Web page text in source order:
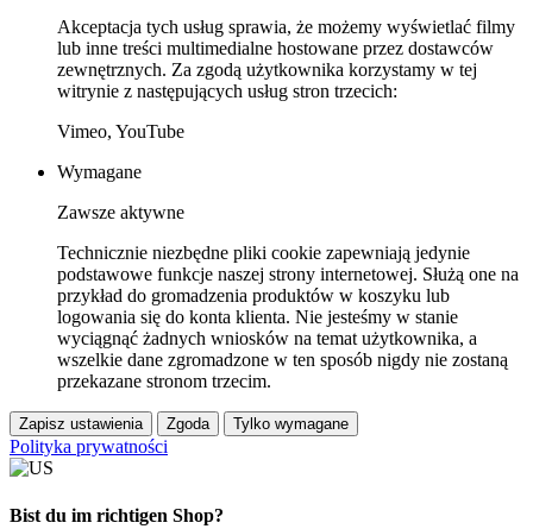
Akceptacja tych usług sprawia, że możemy wyświetlać filmy
lub inne treści multimedialne hostowane przez dostawców
zewnętrznych. Za zgodą użytkownika korzystamy w tej
witrynie z następujących usług stron trzecich:
Vimeo, YouTube
Wymagane
Zawsze aktywne
Technicznie niezbędne pliki cookie zapewniają jedynie
podstawowe funkcje naszej strony internetowej. Służą one na
przykład do gromadzenia produktów w koszyku lub
logowania się do konta klienta. Nie jesteśmy w stanie
wyciągnąć żadnych wniosków na temat użytkownika, a
wszelkie dane zgromadzone w ten sposób nigdy nie zostaną
przekazane stronom trzecim.
Zapisz ustawienia Zgoda Tylko wymagane
Polityka prywatności
Bist du im richtigen Shop?